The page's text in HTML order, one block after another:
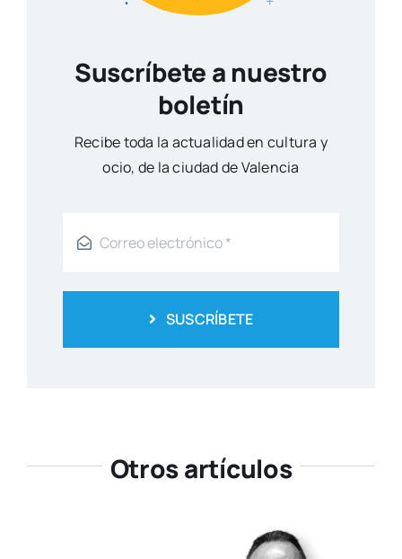
Suscríbete a nuestro
boletín
Reci­be toda la actua­li­dad en cul­tu­ra y
ocio, de la ciu­dad de Valen­cia
SUSCRÍBETE
Otros artículos